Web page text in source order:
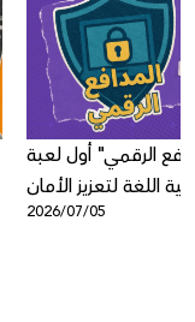
الرقمي" أول لعبة
اللغة لتعزيز الأمان
الرقمي لدى الأطفال
2026/07/05